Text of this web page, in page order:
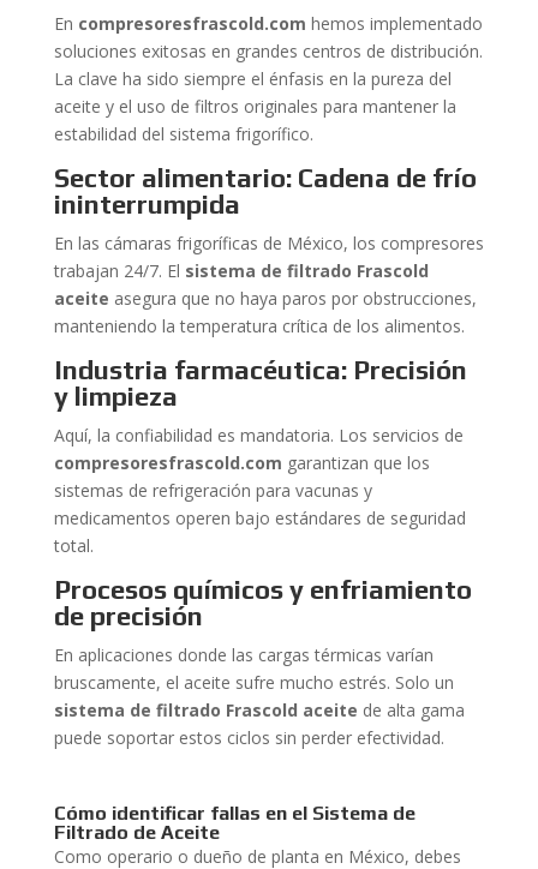
En compresoresfrascold.com hemos implementado
soluciones exitosas en grandes centros de distribución.
La clave ha sido siempre el énfasis en la pureza del
aceite y el uso de filtros originales para mantener la
estabilidad del sistema frigorífico.
Sector alimentario: Cadena de frío
ininterrumpida
En las cámaras frigoríficas de México, los compresores
trabajan 24/7. El sistema de filtrado Frascold
aceite asegura que no haya paros por obstrucciones,
manteniendo la temperatura crítica de los alimentos.
Industria farmacéutica: Precisión
y limpieza
Aquí, la confiabilidad es mandatoria. Los servicios de
compresoresfrascold.com garantizan que los
sistemas de refrigeración para vacunas y
medicamentos operen bajo estándares de seguridad
total.
Procesos químicos y enfriamiento
de precisión
En aplicaciones donde las cargas térmicas varían
bruscamente, el aceite sufre mucho estrés. Solo un
sistema de filtrado Frascold aceite de alta gama
puede soportar estos ciclos sin perder efectividad.
Cómo identificar fallas en el Sistema de
Filtrado de Aceite
Como operario o dueño de planta en México, debes